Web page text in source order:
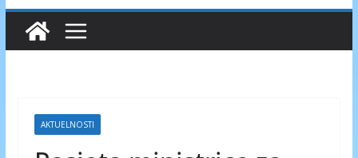
AKTUELNOSTI